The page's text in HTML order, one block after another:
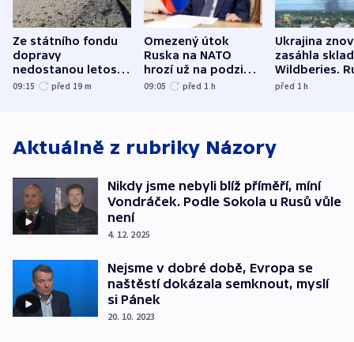
Ze státního fondu
dopravy
nedostanou letos
kraje na silnice ani
09:15 před 19 m
Omezený útok
Ruska na NATO
hrozí už na podzim,
varují tajné služby
09:05 před 1 h
Ukrajina
zasáhla
Wildberies.
útočili v
před 1h
Aktuálně z rubriky Názory
Nikdy jsme nebyli blíž příměří, míní
Vondráček. Podle Sokola u Rusů vůle
není
4. 12. 2025
Nejsme v dobré době, Evropa se
naštěstí dokázala semknout, myslí
si Pánek
20. 10. 2023